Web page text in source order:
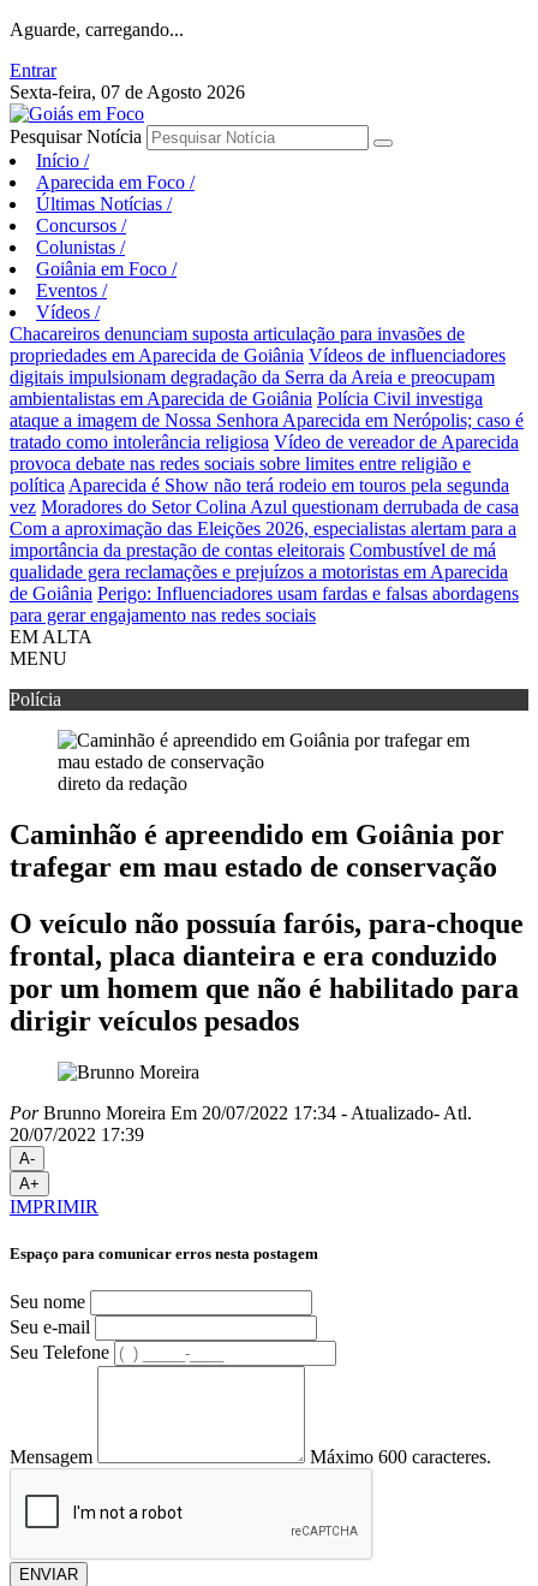
Aguarde, carregando...
Entrar
Sexta-feira, 07 de Agosto 2026
Pesquisar Notícia
Início /
Aparecida em Foco /
Últimas Notícias /
Concursos /
Colunistas /
Goiânia em Foco /
Eventos /
Vídeos /
Chacareiros denunciam suposta articulação para invasões de
propriedades em Aparecida de Goiânia Vídeos de influenciadores
digitais impulsionam degradação da Serra da Areia e preocupam
ambientalistas em Aparecida de Goiânia Polícia Civil investiga
ataque a imagem de Nossa Senhora Aparecida em Nerópolis; caso é
tratado como intolerância religiosa Vídeo de vereador de Aparecida
provoca debate nas redes sociais sobre limites entre religião e
política Aparecida é Show não terá rodeio em touros pela segunda
vez Moradores do Setor Colina Azul questionam derrubada de casa
Com a aproximação das Eleições 2026, especialistas alertam para a
importância da prestação de contas eleitorais Combustível de má
qualidade gera reclamações e prejuízos a motoristas em Aparecida
de Goiânia Perigo: Influenciadores usam fardas e falsas abordagens
para gerar engajamento nas redes sociais
EM ALTA
MENU
Polícia
direto da redação
Caminhão é apreendido em Goiânia por
trafegar em mau estado de conservação
O veículo não possuía faróis, para-choque
frontal, placa dianteira e era conduzido
por um homem que não é habilitado para
dirigir veículos pesados
PorBrunno Moreira Em 20/07/2022 17:34 - Atualizado- Atl.
20/07/2022 17:39
A-
A+
IMPRIMIR
Espaço para comunicar erros nesta postagem
Seu nome
Seu e-mail
Seu Telefone
Mensagem Máximo 600 caracteres.
ENVIAR